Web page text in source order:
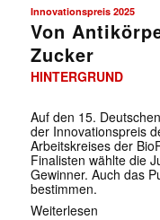
Innovationspreis 2025
Von
Zucker
HINTERGRUND
Auf den 15.
der Innovationspreis
Arbeitskreises der
Finalisten wählte die
Gewinner. Auch das
bestimmen.
Weiterlesen